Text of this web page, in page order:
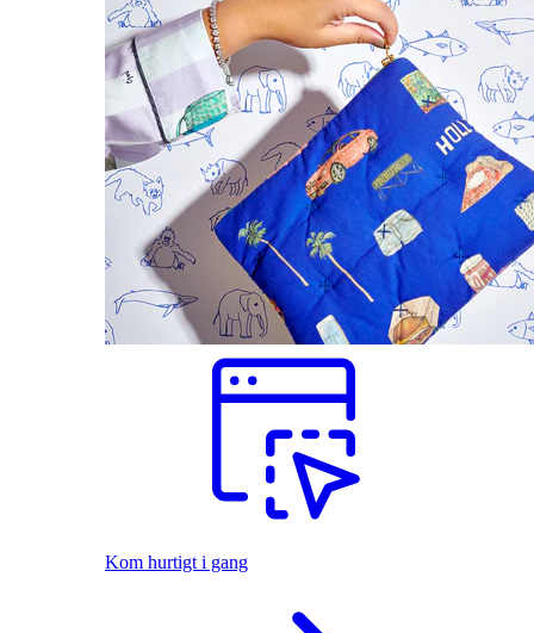
Kom hurtigt i gang